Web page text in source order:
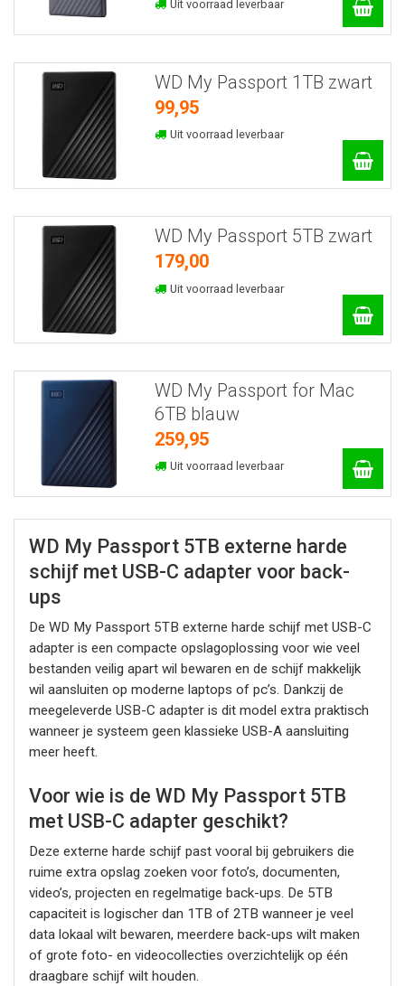
Uit voorraad leverbaar
WD My Passport 1TB zwart
99,95
Uit voorraad leverbaar
WD My Passport 5TB zwart
179,00
Uit voorraad leverbaar
WD My Passport for Mac
6TB blauw
259,95
Uit voorraad leverbaar
WD My Passport 5TB externe harde
schijf met USB-C adapter voor back-
ups
De WD My Passport 5TB externe harde schijf met USB-C
adapter is een compacte opslagoplossing voor wie veel
bestanden veilig apart wil bewaren en de schijf makkelijk
wil aansluiten op moderne laptops of pc’s. Dankzij de
meegeleverde USB-C adapter is dit model extra praktisch
wanneer je systeem geen klassieke USB-A aansluiting
meer heeft.
Voor wie is de WD My Passport 5TB
met USB-C adapter geschikt?
Deze externe harde schijf past vooral bij gebruikers die
ruime extra opslag zoeken voor foto’s, documenten,
video’s, projecten en regelmatige back-ups. De 5TB
capaciteit is logischer dan 1TB of 2TB wanneer je veel
data lokaal wilt bewaren, meerdere back-ups wilt maken
of grote foto- en videocollecties overzichtelijk op één
draagbare schijf wilt houden.